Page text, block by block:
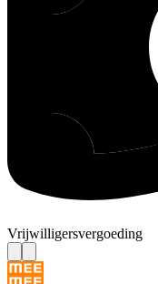
Vrijwilligersvergoeding